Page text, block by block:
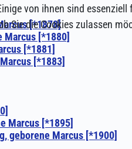
von ihnen sind
Sie die Cookies zulassen